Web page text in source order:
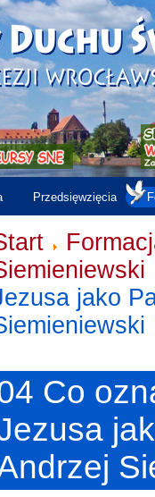
Przedsięwzięcia
jako
Co